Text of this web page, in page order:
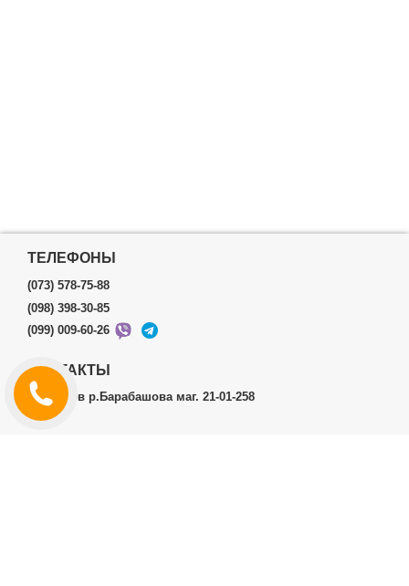
ТЕЛЕФОНЫ
(073) 578-75-88
(098) 398-30-85
(099) 009-60-26
КОНТАКТЫ
г.Харьков р.Барабашова маг. 21-01-258